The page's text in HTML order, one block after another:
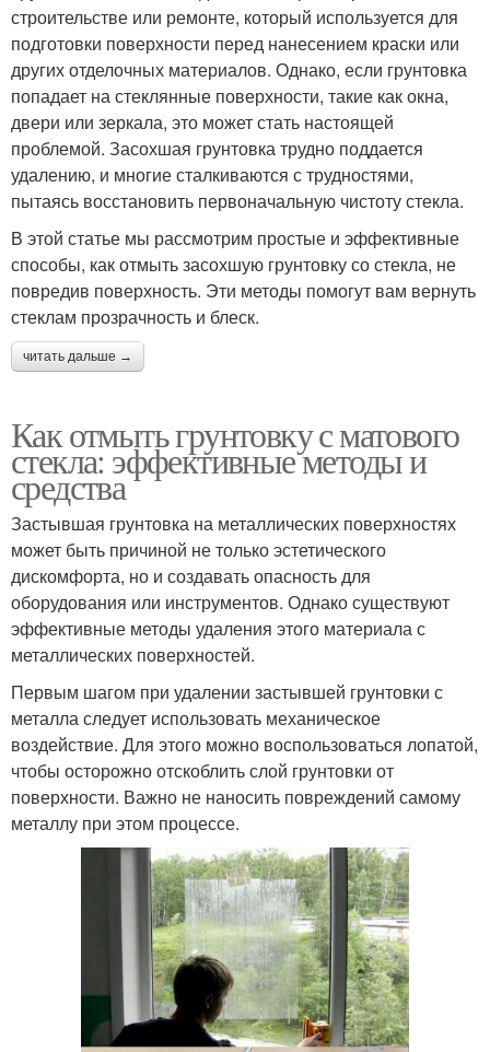
строительстве или ремонте, который используется для
подготовки поверхности перед нанесением краски или
других отделочных материалов. Однако, если грунтовка
попадает на стеклянные поверхности, такие как окна,
двери или зеркала, это может стать настоящей
проблемой. Засохшая грунтовка трудно поддается
удалению, и многие сталкиваются с трудностями,
пытаясь восстановить первоначальную чистоту стекла.
В этой статье мы рассмотрим простые и эффективные
способы, как отмыть засохшую грунтовку со стекла, не
повредив поверхность. Эти методы помогут вам вернуть
стеклам прозрачность и блеск.
читать дальше →
Как отмыть грунтовку с матового
стекла: эффективные методы и
средства
Застывшая грунтовка на металлических поверхностях
может быть причиной не только эстетического
дискомфорта, но и создавать опасность для
оборудования или инструментов. Однако существуют
эффективные методы удаления этого материала с
металлических поверхностей.
Первым шагом при удалении застывшей грунтовки с
металла следует использовать механическое
воздействие. Для этого можно воспользоваться лопатой,
чтобы осторожно отскоблить слой грунтовки от
поверхности. Важно не наносить повреждений самому
металлу при этом процессе.